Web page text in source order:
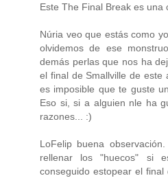
Este The Final Break es una
Núria veo que estás como
olvidemos de ese
demás perlas que nos ha
el final de Smallville de este
es imposible que te guste
Eso si, si a alguien nle ha
razones... :)
LoFelip buena
rellenar los "huecos" si
conseguido estopear el